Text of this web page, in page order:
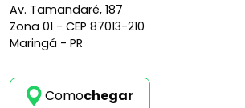
Av. Tamandaré, 187
Zona 01 - CEP 87013-210
Maringá - PR
Comochegar